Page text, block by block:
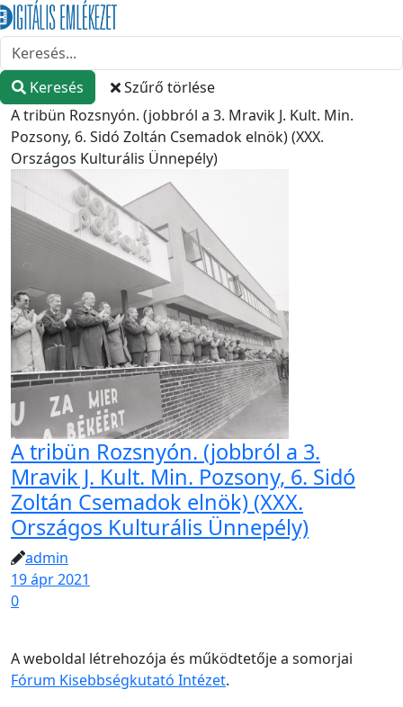
Keresés
Szűrő törlése
A tribün Rozsnyón. (jobbról a 3. Mravik J. Kult. Min.
Pozsony, 6. Sidó Zoltán Csemadok elnök) (XXX.
Országos Kulturális Ünnepély)
A tribün Rozsnyón. (jobbról a 3.
Mravik J. Kult. Min. Pozsony, 6. Sidó
Zoltán Csemadok elnök) (XXX.
Országos Kulturális Ünnepély)
admin
19 ápr 2021
0
A weboldal létrehozója és működtetője a somorjai
Fórum Kisebbségkutató Intézet.